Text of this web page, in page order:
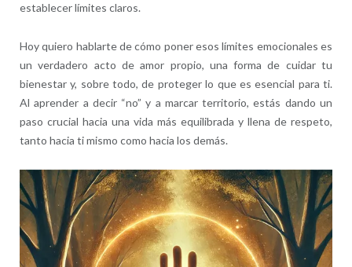
establecer límites claros.
Hoy quiero hablarte de cómo poner esos límites emocionales es
un verdadero acto de amor propio, una forma de cuidar tu
bienestar y, sobre todo, de proteger lo que es esencial para ti.
Al aprender a decir “no” y a marcar territorio, estás dando un
paso crucial hacia una vida más equilibrada y llena de respeto,
tanto hacia ti mismo como hacia los demás.